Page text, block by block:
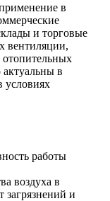
в
и торговые
вентиляции,
отопительных
в
условиях
работы
воздуха в
и